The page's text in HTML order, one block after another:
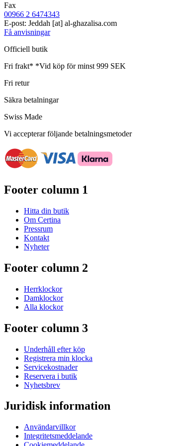
Fax
00966 2 6474343
E-post: Jeddah [at] al-ghazalisa.com
Få anvisningar
Officiell butik
Fri frakt* *Vid köp för minst 999 SEK
Fri retur
Säkra betalningar
Swiss Made
Vi accepterar följande betalningsmetoder
Footer column 1
Hitta din butik
Om Certina
Pressrum
Kontakt
Nyheter
Footer column 2
Herrklockor
Damklockor
Alla klockor
Footer column 3
Underhåll efter köp
Registrera min klocka
Servicekostnader
Reservera i butik
Nyhetsbrev
Juridisk information
Användarvillkor
Integritetsmeddelande